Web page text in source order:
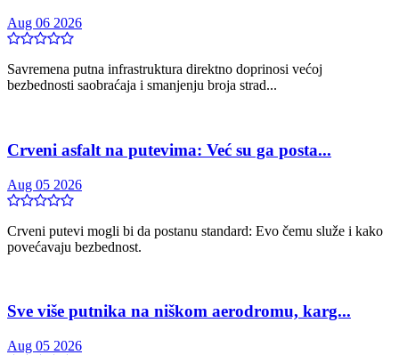
Aug 06 2026
Savremena putna infrastruktura direktno doprinosi većoj
bezbednosti saobraćaja i smanjenju broja strad...
Crveni asfalt na putevima: Već su ga posta...
Aug 05 2026
Crveni putevi mogli bi da postanu standard: Evo čemu služe i kako
povećavaju bezbednost.
Sve više putnika na niškom aerodromu, karg...
Aug 05 2026